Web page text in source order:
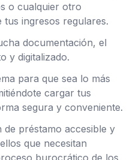
o cualquier otro
ingresos regulares.
documentación, el
y digitalizado.
para que sea lo más
cargar tus
segura y conveniente.
préstamo accesible y
que necesitan
burocrático de los